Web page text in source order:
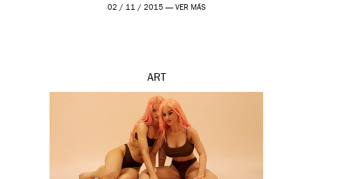
02 / 11 / 2015 — VER MÁS
ART